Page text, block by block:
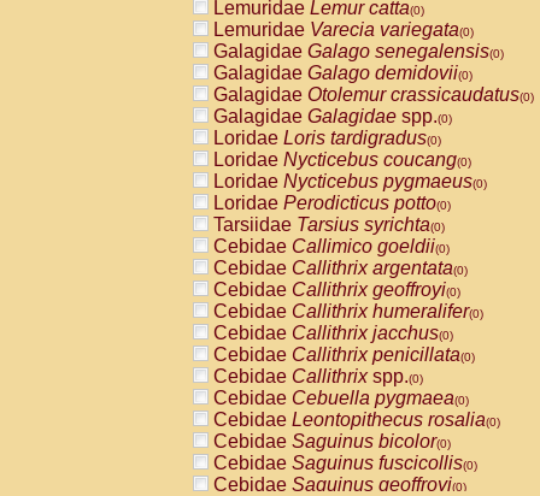
Lemuridae Lemur catta(0)
Lemuridae Varecia variegata(0)
Galagidae Galago senegalensis(0)
Galagidae Galago demidovii(0)
Galagidae Otolemur crassicaudatus(0)
Galagidae Galagidae spp.(0)
Loridae Loris tardigradus(0)
Loridae Nycticebus coucang(0)
Loridae Nycticebus pygmaeus(0)
Loridae Perodicticus potto(0)
Tarsiidae Tarsius syrichta(0)
Cebidae Callimico goeldii(0)
Cebidae Callithrix argentata(0)
Cebidae Callithrix geoffroyi(0)
Cebidae Callithrix humeralifer(0)
Cebidae Callithrix jacchus(0)
Cebidae Callithrix penicillata(0)
Cebidae Callithrixspp.(0)
Cebidae Cebuella pygmaea(0)
Cebidae Leontopithecus rosalia(0)
Cebidae Saguinus bicolor(0)
Cebidae Saguinus fuscicollis(0)
Cebidae Saguinus geoffroyi(0)